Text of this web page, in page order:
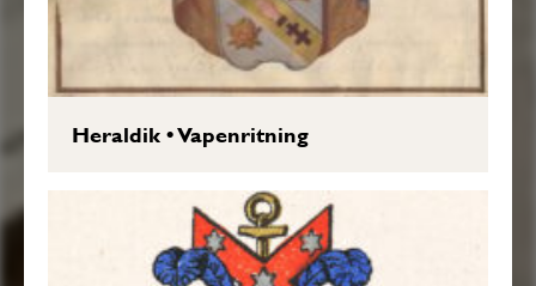
Heraldik•Vapenritning